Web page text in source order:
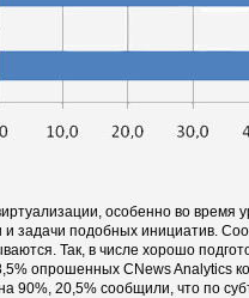
особенно во время
задачи подобных инициатив.
Так, в числе хорошо
опрошенных CNews Analytics
90%, 20,5% сообщили, что по